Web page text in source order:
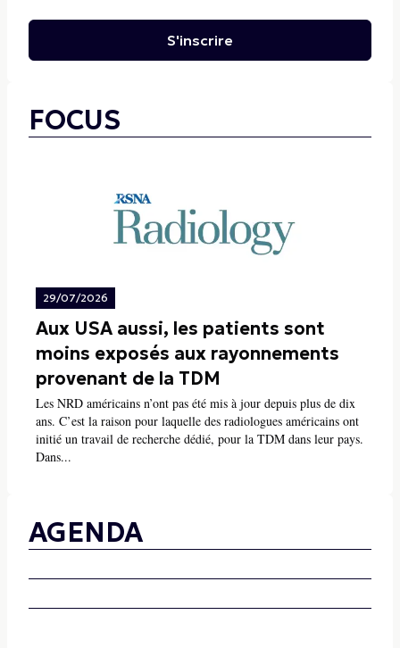
S'inscrire
FOCUS
29/07/2026
Aux USA aussi, les patients sont
moins exposés aux rayonnements
provenant de la TDM
Les NRD américains n’ont pas été mis à jour depuis plus de dix
ans. C’est la raison pour laquelle des radiologues américains ont
initié un travail de recherche dédié, pour la TDM dans leur pays.
Dans...
AGENDA